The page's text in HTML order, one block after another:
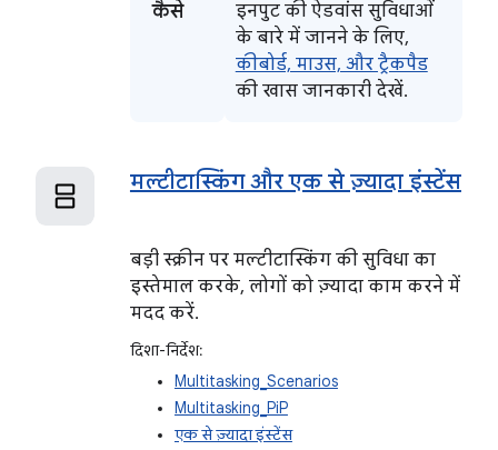
कैसे
इनपुट की ऐडवांस सुविधाओं
के बारे में जानने के लिए,
कीबोर्ड, माउस, और ट्रैकपैड
की खास जानकारी देखें.
मल्टीटास्किंग और एक से ज़्यादा इंस्टेंस
बड़ी स्क्रीन पर मल्टीटास्किंग की सुविधा का
इस्तेमाल करके, लोगों को ज़्यादा काम करने में
मदद करें.
दिशा-निर्देश:
Multitasking_Scenarios
Multitasking_PiP
एक से ज़्यादा इंस्टेंस